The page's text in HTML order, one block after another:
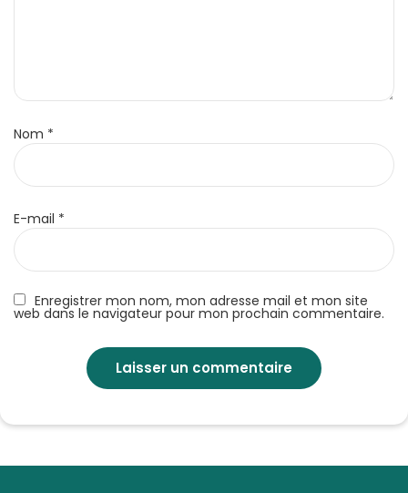
Enregistrer mon nom, mon adresse mail et mon site
web dans le navigateur pour mon prochain commentaire.
Nom *
E-mail *